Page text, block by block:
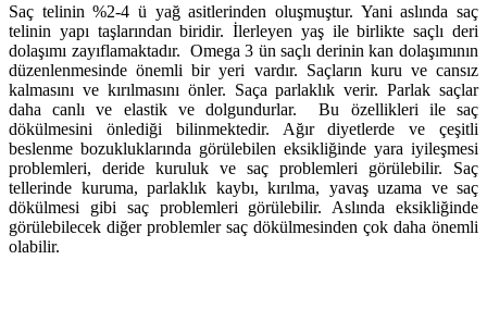
Saç telinin %2-4 ü yağ asitlerinden oluşmuştur. Yani aslında saç
telinin yapı taşlarından biridir. İlerleyen yaş ile birlikte saçlı deri
dolaşımı zayıflamaktadır. Omega 3 ün saçlı derinin kan dolaşımının
düzenlenmesinde önemli bir yeri vardır. Saçların kuru ve cansız
kalmasını ve kırılmasını önler. Saça parlaklık verir. Parlak saçlar
daha canlı ve elastik ve dolgundurlar. Bu özellikleri ile saç
dökülmesini önlediği bilinmektedir. Ağır diyetlerde ve çeşitli
beslenme bozukluklarında görülebilen eksikliğinde yara iyileşmesi
problemleri, deride kuruluk ve saç problemleri görülebilir. Saç
tellerinde kuruma, parlaklık kaybı, kırılma, yavaş uzama ve saç
dökülmesi gibi saç problemleri görülebilir. Aslında eksikliğinde
görülebilecek diğer problemler saç dökülmesinden çok daha önemli
olabilir.